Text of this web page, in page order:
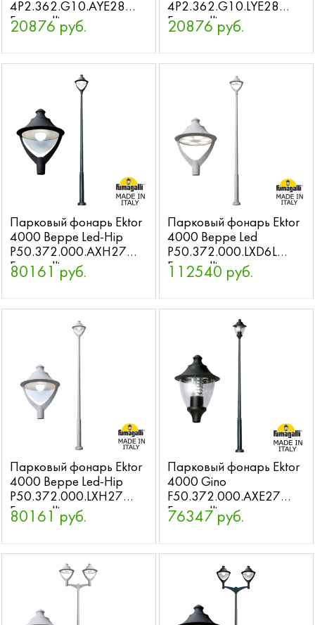
4P2.362.G10.AYE28
Fumagalli
20876 руб.
4P2.362.G10.LYE28
Fumagalli
20876 руб.
Парковый фонарь Ektor
4000 Beppe Led-Hip
P50.372.000.AXH27
Fumagalli
80161 руб.
Парковый фонарь Ektor
4000 Beppe Led
P50.372.000.LXD6L
Fumagalli
112540 руб.
Парковый фонарь Ektor
4000 Beppe Led-Hip
P50.372.000.LXH27
Fumagalli
80161 руб.
Парковый фонарь Ektor
4000 Gino
F50.372.000.AXE27
Fumagalli
76347 руб.